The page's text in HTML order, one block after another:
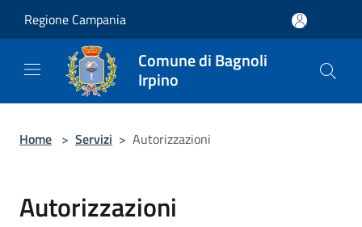
Regione Campania
Comune di Bagnoli
Irpino
Home > Servizi > Autorizzazioni
Autorizzazioni